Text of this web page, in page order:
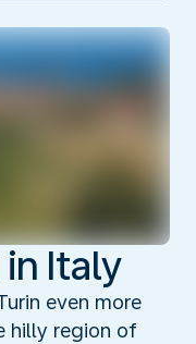
Italy
even more
hilly region of